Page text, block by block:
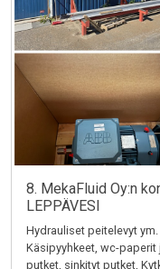
8. MekaFluid Oy:n
LEPPÄVESI
Hydrauliset peitelevyt
Käsipyyhkeet, wc-
putket, sinkityt putket,